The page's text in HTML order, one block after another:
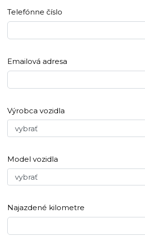
Telefónne číslo
Emailová adresa
Výrobca vozidla
Model vozidla
Najazdené kilometre